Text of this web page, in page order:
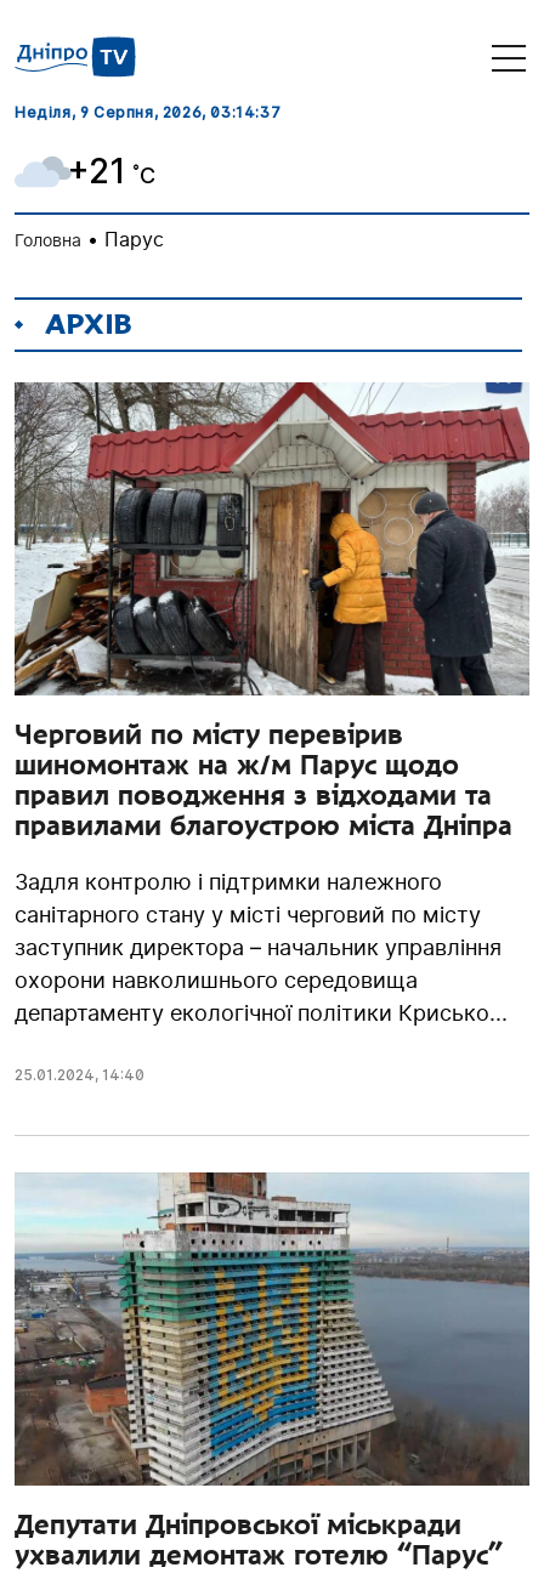
Неділя, 9 Серпня, 2026, 03:14:37
+21 ˚C
Головна • Парус
АРХІВ
Черговий по місту перевірив
шиномонтаж на ж/м Парус щодо
правил поводження з відходами та
правилами благоустрою міста Дніпра
Задля контролю і підтримки належного
санітарного стану у місті черговий по місту
заступник директора – начальник управління
охорони навколишнього середовища
департаменту екологічної політики Крисько...
25.01.2024, 14:40
Депутати Дніпровської міськради
ухвалили демонтаж готелю “Парус”